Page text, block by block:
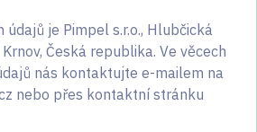
údajů je Pimpel s.r.o., Hlubčická
Česká republika. Ve věcech
nás kontaktujte e-mailem na
nebo přes kontaktní stránku